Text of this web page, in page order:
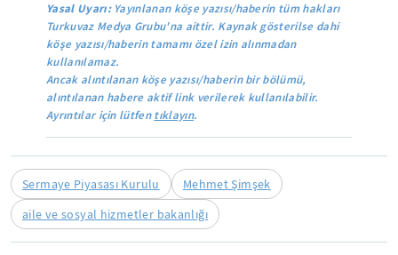
Yasal Uyarı:Yayınlanan köşe yazısı/haberin tüm hakları
Turkuvaz Medya Grubu'na aittir. Kaynak gösterilse dahi
köşe yazısı/haberin tamamı özel izin alınmadan
kullanılamaz.
Ancak alıntılanan köşe yazısı/haberin bir bölümü,
alıntılanan habere aktif link verilerek kullanılabilir.
Ayrıntılar için lütfentıklayın.
Sermaye Piyasası Kurulu
Mehmet Şimşek
aile ve sosyal hizmetler bakanlığı